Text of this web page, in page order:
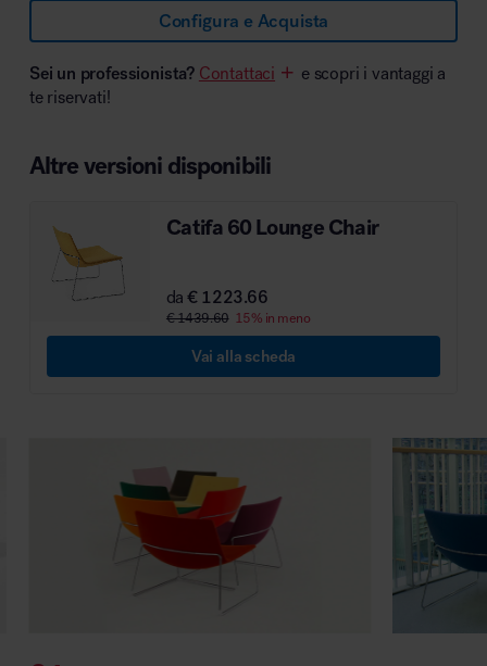
MillerKnoll
Configura e Acquista
Sei un professionista? Contattaci
e scopri i vantaggi a
te riservati!
Altre versioni disponibili
Catifa 60 Lounge Chair
da€ 1223.66
€ 1439.60 15% in meno
Vai alla scheda